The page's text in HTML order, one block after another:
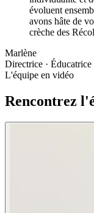
évoluent
avons hâte de
crèche des
Marlène
Directrice · Éducatrice
L'équipe en vidéo
Rencontrez